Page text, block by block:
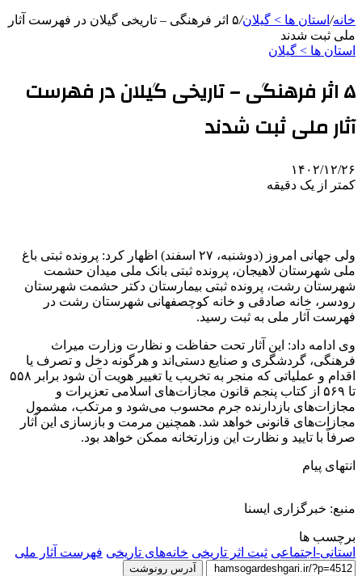
خانه/ استان ها > گیلان/
۵ اثر فرهنگی – تاریخی گیلان در فهرست آثار
ملی ثبت شدند
استان ها > گیلان
۵ اثر فرهنگی – تاریخی گیلان در فهرست
آثار ملی ثبت شدند
۱۴۰۲/۱۲/۲۶
کمتر از یک دقیقه
ولی جهانی امروز (دوشنبه، ۲۷ اسفند) اظهار کرد: پرونده ثبتی باغ
ملی شهرستان لاهیجان، پرونده ثبتی بانک ملی میدان حشمت
شهرستان رشت، پرونده ثبتی بیمارستان دکتر حشمت شهرستان
رودسر، خانه صادقی و خانه کوچصفهانی شهرستان رشت در
فهرست آثار ملی به ثبت رسید.
وی ادامه داد: این آثار تحت حفاظت و نظارت وزارت میراث
فرهنگی، گردشگری و صنایع‌ دستی‌اند و هرگونه دخل و تصرف یا
اقدام و عملیاتی که منجر به تخریب یا تغییر هویت آن شود برابر ۵۵۸
تا ۵۶۹ از کتاب پنجم قانون مجازات‌های اسلامی تعزیرات و
مجازات‌های بازدارنده جرم محسوب می‌شود و مرتکب، مشمول
مجازات‌های قانونی خواهد شد. همچنین مرمت و بازسازی این آثار
صرفاً با تایید و نظارت این وزارتخانه ممکن خواهد بود.
انتهای پیام
منبع: خبرگزاری ایسنا
برچسب ها
استانی-اجتماعی ثبت اثر تاریخی خانه‌های تاریخی فهرست آثار ملی
آدرس رونوشت